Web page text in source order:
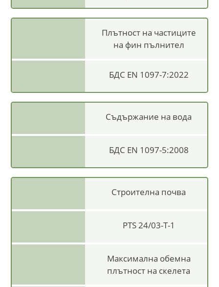
Плътност на частиците
на фин пълнител
БДС EN 1097-7:2022
Съдържание на вода
БДС EN 1097-5:2008
Строителна почва
PTS 24/03-T-1
Максимална обемна
плътност на скелета